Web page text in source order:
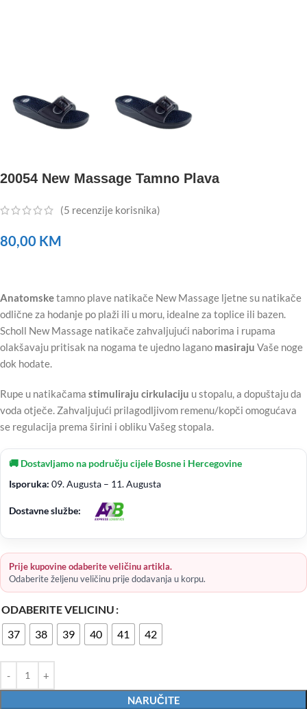
20054 New Massage Tamno Plava
(5 recenzije korisnika)
80,00 KM
Anatomsketamno plave natikače New Massage ljetne su natikače
odlične za hodanje po plaži ili u moru, idealne za toplice ili bazen.
Scholl New Massage natikače zahvaljujući naborima i rupama
olakšavaju pritisak na nogama te ujedno lagano masiraju Vaše noge
dok hodate.
Rupe u natikačama stimuliraju cirkulaciju u stopalu, a dopuštaju da
voda otječe. Zahvaljujući prilagodljivom remenu/kopči omogućava
se regulacija prema širini i obliku Vašeg stopala.
🚚 Dostavljamo na području cijele Bosne i Hercegovine
Isporuka: 09. Augusta – 11. Augusta
Dostavne službe:
Prije kupovine odaberite veličinu artikla.
Odaberite željenu veličinu prije dodavanja u korpu.
ODABERITE VELICINU
37
38 39 40 41 42
NARUČITE